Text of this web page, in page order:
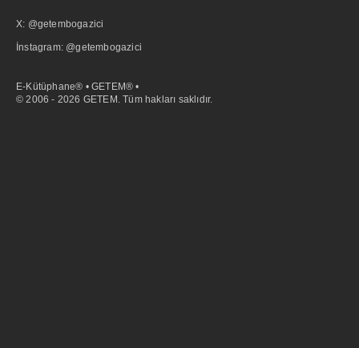
X: @getembogazici
İnstagram: @getembogazici
E-Kütüphane® • GETEM® •
© 2006 - 2026 GETEM. Tüm hakları saklıdır.